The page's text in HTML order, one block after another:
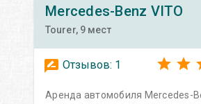
Mercedes-Benz VITO
Tourer, 9 мест
Отзывов: 1
Аренда автомобиля Mercedes-